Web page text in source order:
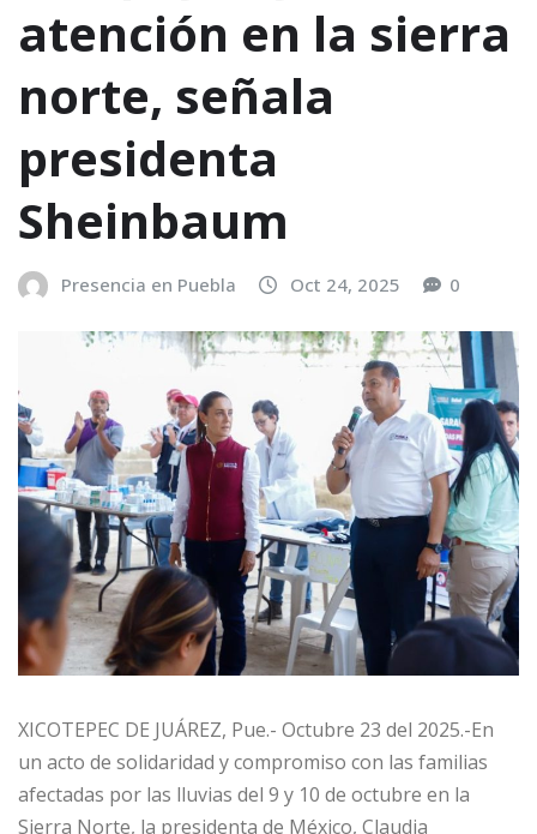
atención en la sierra
norte, señala
presidenta
Sheinbaum
Presencia en Puebla Oct 24, 2025 0
XICOTEPEC DE JUÁREZ, Pue.- Octubre 23 del 2025.-En
un acto de solidaridad y compromiso con las familias
afectadas por las lluvias del 9 y 10 de octubre en la
Sierra Norte, la presidenta de México, Claudia